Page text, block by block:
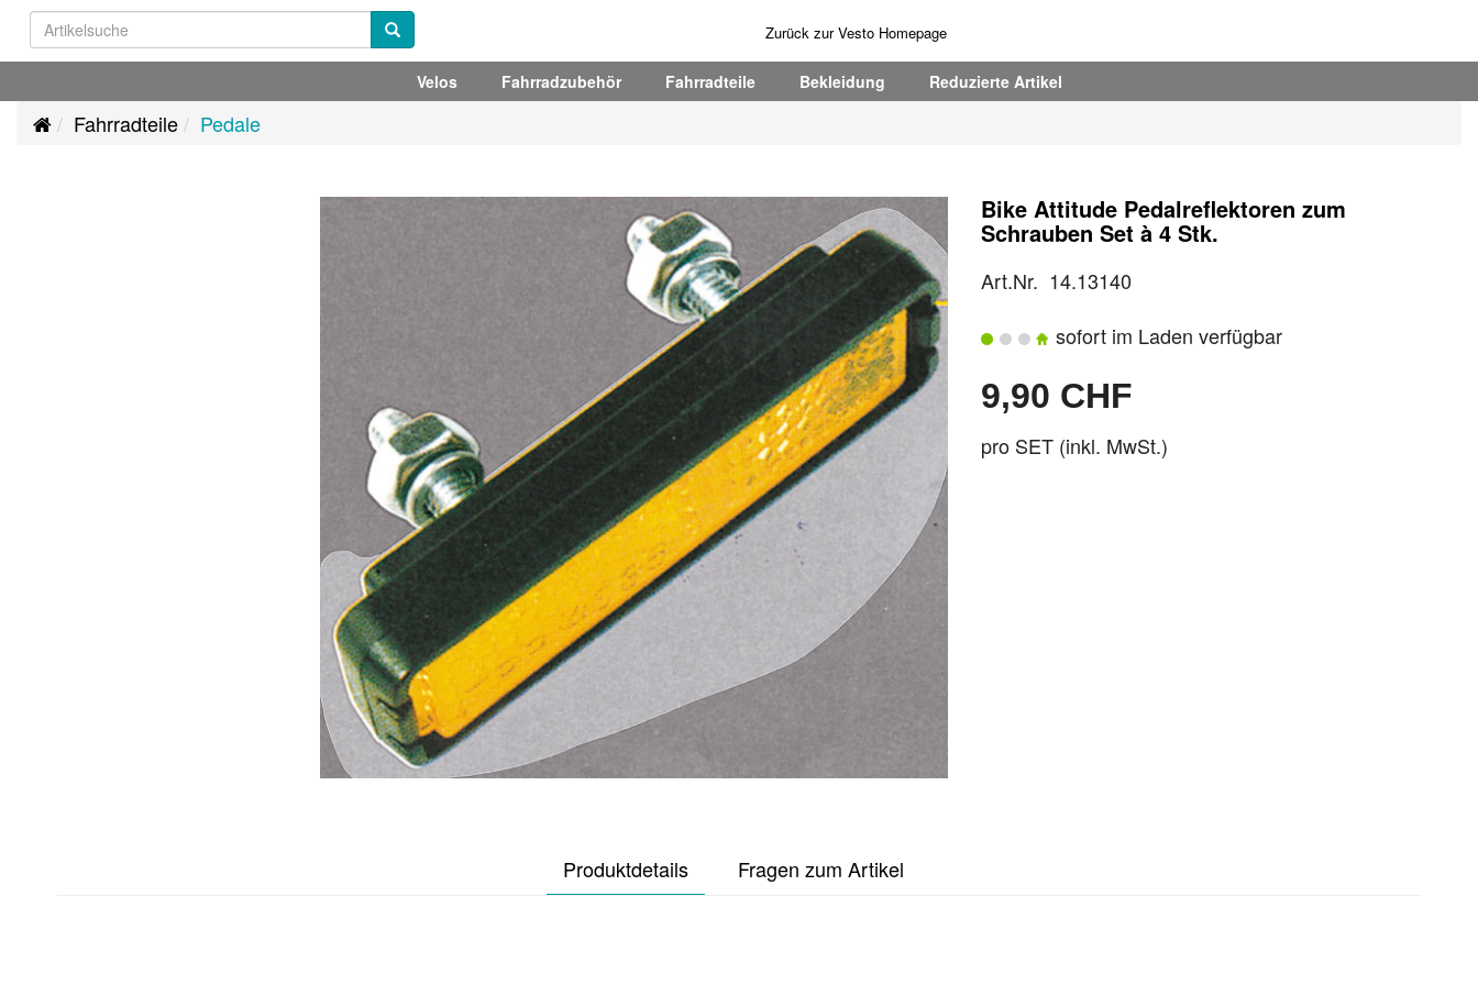
Zurück zur Vesto Homepage
Velos Fahrradzubehör Fahrradteile Bekleidung Reduzierte Artikel
Fahrradteile Pedale
Bike Attitude Pedalreflektoren zum
Schrauben Set à 4 Stk.
Art.Nr. 14.13140
sofort im Laden verfügbar
9,90 CHF
pro SET (inkl. MwSt.)
Produktdetails Fragen zum Artikel